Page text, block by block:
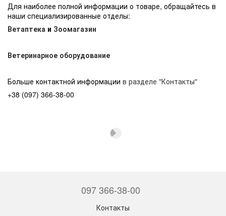
Для наиболее полной информации о товаре, обращайтесь в
наши специализированные отделы:
Ветаптека и Зоомагазин
Ветеринарное оборудование
Больше контактной информации в разделе "Контакты"
+38 (097) 366-38-00
097 366-38-00
Контакты